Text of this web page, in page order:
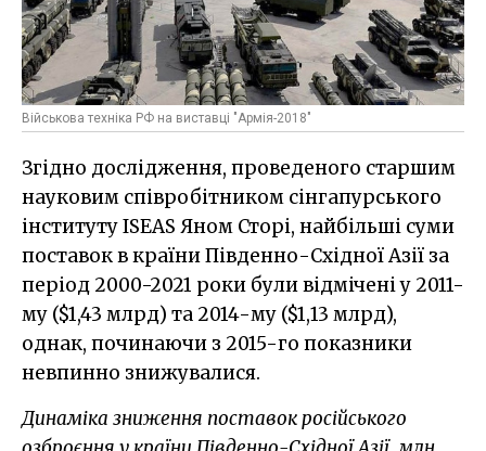
Військова техніка РФ на виставці "Армія-2018"
Згідно дослідження, проведеного старшим
науковим співробітником сінгапурського
інституту ISEAS Яном Сторі, найбільші суми
поставок в країни Південно-Східної Азії за
період 2000-2021 роки були відмічені у 2011-
му ($1,43 млрд) та 2014-му ($1,13 млрд),
однак, починаючи з 2015-го показники
невпинно знижувалися.
Динаміка зниження поставок російського